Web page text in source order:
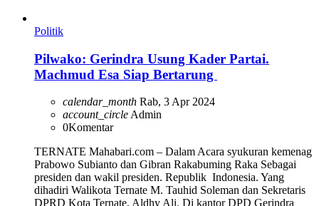
Politik
Pilwako: Gerindra Usung Kader Partai.
Machmud Esa Siap Bertarung
calendar_month Rab, 3 Apr 2024
account_circleAdmin
0Komentar
TERNATE Mahabari.com – Dalam Acara syukuran kemenag
Prabowo Subianto dan Gibran Rakabuming Raka Sebagai
presiden dan wakil presiden. Republik Indonesia. Yang
dihadiri Walikota Ternate M. Tauhid Soleman dan Sekretaris
DPRD Kota Ternate, Aldhy Ali. Di kantor DPD Gerindra